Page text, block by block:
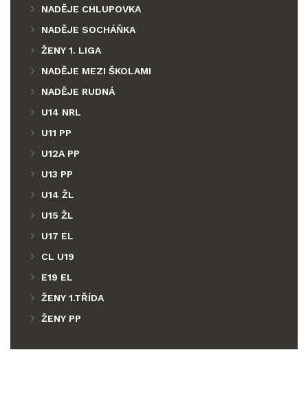
NADĚJE CHLUPOVKA
NADĚJE SOCHÁŇKA
ŽENY 1. LIGA
NADĚJE MEZI ŠKOLAMI
NADĚJE RUDNÁ
U14 NRL
U11 PP
U12A PP
U13 PP
U14 ŽL
U15 ŽL
U17 EL
CL U19
E19 EL
ŽENY 1.TŘÍDA
ŽENY PP